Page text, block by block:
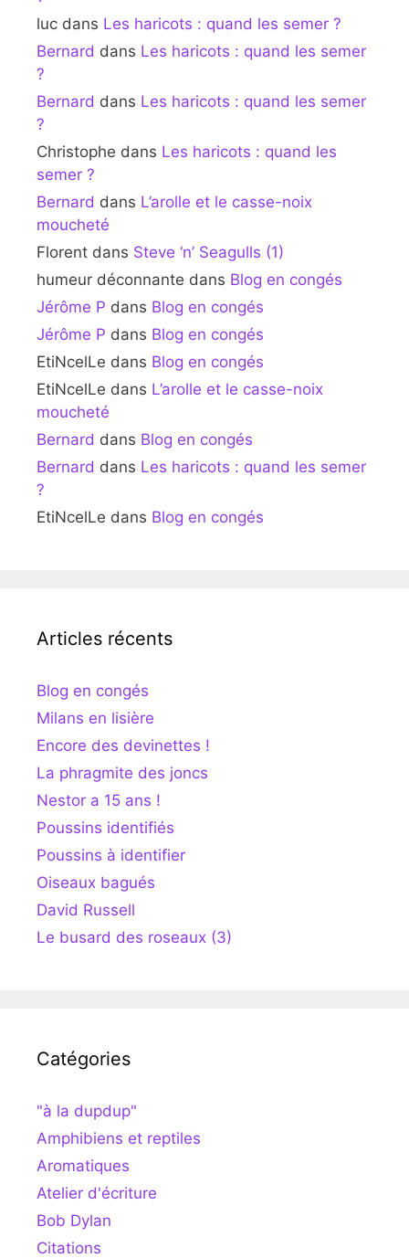
luc dans Les haricots : quand les semer ?
Bernard dans Les haricots : quand les semer
?
Bernard dans Les haricots : quand les semer
?
Christophe dans Les haricots : quand les
semer ?
Bernard dans L’arolle et le casse-noix
moucheté
Florent dans Steve ‘n’ Seagulls (1)
humeur déconnante dans Blog en congés
Jérôme P dans Blog en congés
Jérôme P dans Blog en congés
EtiNcelLe dans Blog en congés
EtiNcelLe dans L’arolle et le casse-noix
moucheté
Bernard dans Blog en congés
Bernard dans Les haricots : quand les semer
?
EtiNcelLe dans Blog en congés
Articles récents
Blog en congés
Milans en lisière
Encore des devinettes !
La phragmite des joncs
Nestor a 15 ans !
Poussins identifiés
Poussins à identifier
Oiseaux bagués
David Russell
Le busard des roseaux (3)
Catégories
"à la dupdup"
Amphibiens et reptiles
Aromatiques
Atelier d'écriture
Bob Dylan
Citations